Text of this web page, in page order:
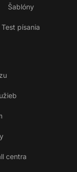
Šablóny
Test písania
centra